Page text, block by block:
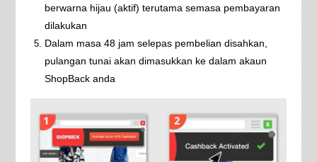
berwarna hijau (aktif) terutama semasa pembayaran
dilakukan
Dalam masa 48 jam selepas pembelian disahkan,
pulangan tunai akan dimasukkan ke dalam akaun
ShopBack anda